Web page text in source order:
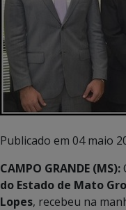
Publicado em 04 maio
CAMPO GRANDE (MS):
do Estado de Mato
Lopes, recebeu na